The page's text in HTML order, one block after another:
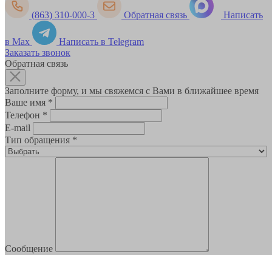
(863) 310-000-3 Обратная связь Написать
в Max
Написать в Telegram
Заказать звонок
Обратная связь
Заполните форму, и мы свяжемся с Вами в ближайшее время
Ваше имя *
Телефон *
E-mail
Тип обращения *
Сообщение